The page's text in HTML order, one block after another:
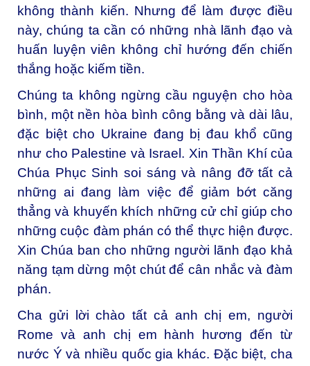
không thành kiến. Nhưng để làm được điều
này, chúng ta cần có những nhà lãnh đạo và
huấn luyện viên không chỉ hướng đến chiến
thắng hoặc kiếm tiền.
Chúng ta không ngừng cầu nguyện cho hòa
bình, một nền hòa bình công bằng và dài lâu,
đặc biệt cho Ukraine đang bị đau khổ cũng
như cho Palestine và Israel. Xin Thần Khí của
Chúa Phục Sinh soi sáng và nâng đỡ tất cả
những ai đang làm việc để giảm bớt căng
thẳng và khuyến khích những cử chỉ giúp cho
những cuộc đàm phán có thể thực hiện được.
Xin Chúa ban cho những người lãnh đạo khả
năng tạm dừng một chút để cân nhắc và đàm
phán.
Cha gửi lời chào tất cả anh chị em, người
Rome và anh chị em hành hương đến từ
nước Ý và nhiều quốc gia khác. Đặc biệt, cha